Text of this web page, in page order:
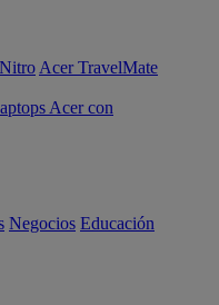
Acer TravelMate
Acer con
Negocios Educación